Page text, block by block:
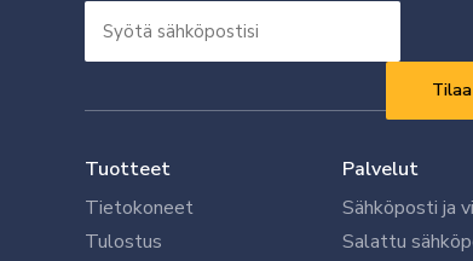
sähköpostisi
Tuotteet
Tietokoneet
Tulostus
Palvelut
Sähköposti ja
Salattu